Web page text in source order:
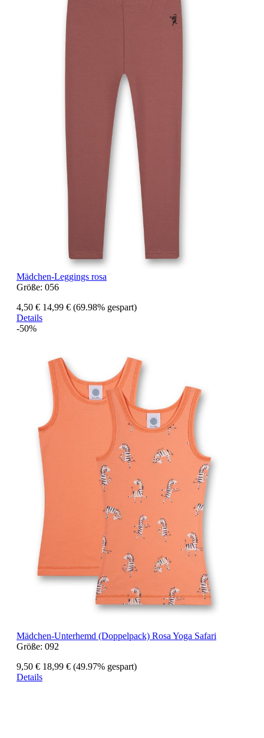
Mädchen-Leggings rosa
Größe: 056
4,50 € 14,99 € (69.98% gespart)
Details
-50%
Mädchen-Unterhemd (Doppelpack) Rosa Yoga Safari
Größe: 092
9,50 € 18,99 € (49.97% gespart)
Details